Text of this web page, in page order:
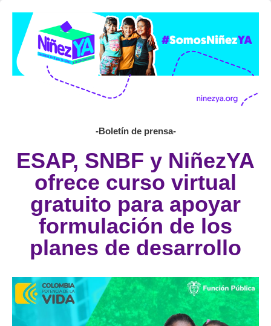
-Boletín de prensa-
ESAP, SNBF y NiñezYA
ofrece curso virtual
gratuito para apoyar
formulación de los
planes de desarrollo